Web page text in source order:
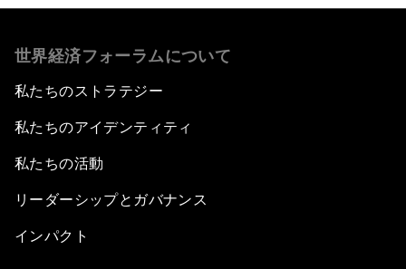
世界経済フォーラムについて
私たちのストラテジー
私たちのアイデンティティ
私たちの活動
リーダーシップとガバナンス
インパクト